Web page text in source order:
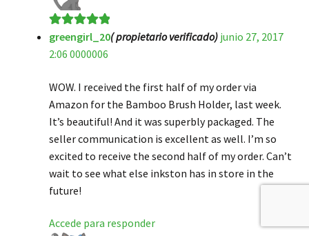
Valorado en5
de 5
greengirl_20( propietario verificado) junio 27, 2017
2:06 0000006
WOW. I received the first half of my order via
Amazon for the Bamboo Brush Holder, last week.
It’s beautiful! And it was superbly packaged. The
seller communication is excellent as well. I’m so
excited to receive the second half of my order. Can’t
wait to see what else inkston has in store in the
future!
Accede para responder